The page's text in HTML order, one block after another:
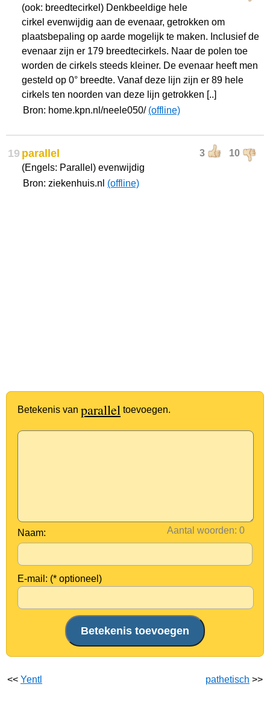
(ook: breedtecirkel) Denkbeeldige hele
cirkel evenwijdig aan de evenaar, getrokken om
plaatsbepaling op aarde mogelijk te maken. Inclusief de
evenaar zijn er 179 breedtecirkels. Naar de polen toe
worden de cirkels steeds kleiner. De evenaar heeft men
gesteld op 0° breedte. Vanaf deze lijn zijn er 89 hele
cirkels ten noorden van deze lijn getrokken [..]
Bron: home.kpn.nl/neele050/ (offline)
19 3 10
parallel
(Engels: Parallel) evenwijdig
Bron: ziekenhuis.nl (offline)
Betekenis van parallel toevoegen.
Aantal woorden:
Naam:
E-mail: (* optioneel)
<< Yentl pathetisch >>